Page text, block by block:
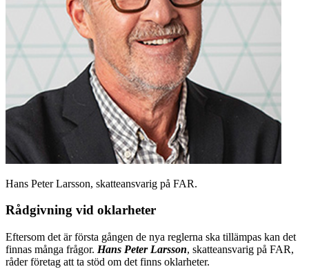
Hans Peter Larsson, skatteansvarig på FAR.
Rådgivning vid oklarheter
Eftersom det är första gången de nya reglerna ska tillämpas kan det
finnas många frågor. Hans Peter Larsson, skatteansvarig på FAR,
råder företag att ta stöd om det finns oklarheter.